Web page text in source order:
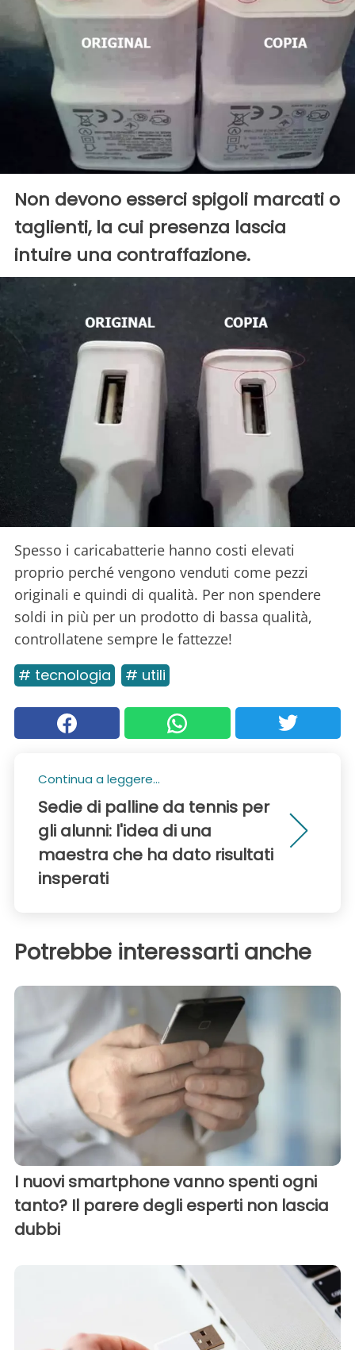
Non devono esserci spigoli marcati o
taglienti, la cui presenza lascia
intuire una contraffazione.
Spesso i caricabatterie hanno costi elevati
proprio perché vengono venduti come pezzi
originali e quindi di qualità. Per non spendere
soldi in più per un prodotto di bassa qualità,
controllatene sempre le fattezze!
# tecnologia # utili
Continua a leggere...
Sedie di palline da tennis per
gli alunni: l'idea di una
maestra che ha dato risultati
insperati
Potrebbe interessarti anche
I nuovi smartphone vanno spenti ogni
tanto? Il parere degli esperti non lascia
dubbi